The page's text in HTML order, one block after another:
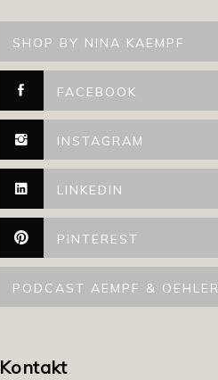
SHOP BY NINA KAEMPF
FACEBOOK
INSTAGRAM
LINKEDIN
PINTEREST
PODCAST AEMPF & OEHLER
Kontakt